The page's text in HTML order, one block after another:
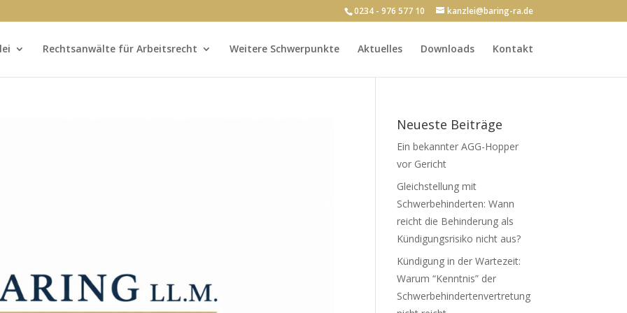
0234 - 976 577 10 kanzlei@baring-ra.de
Rechtsanwälte für Arbeitsrecht Weitere Schwerpunkte Aktuelles Downloads Kontakt
Neueste Beiträge
Ein bekannter AGG-Hopper
vor Gericht
Gleichstellung mit
Schwerbehinderten: Wann
reicht die Behinderung als
Kündigungsrisiko nicht aus?
Kündigung in der Wartezeit:
Warum “Kenntnis” der
Schwerbehindertenvertretung